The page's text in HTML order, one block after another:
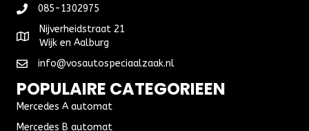
085-1302975
Nijverheidstraat 21
Wijk en Aalburg
info@vosautospeciaalzaak.nl
POPULAIRE CATEGORIEEN
Mercedes A automat
Mercedes B automat